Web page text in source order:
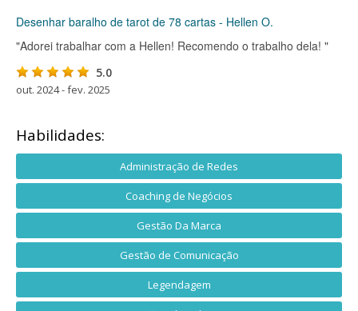
Desenhar baralho de tarot de 78 cartas - Hellen O.
"Adorei trabalhar com a Hellen! Recomendo o trabalho dela! "
5.0
out. 2024 - fev. 2025
Habilidades:
Administração de Redes
Coaching de Negócios
Gestão Da Marca
Gestão de Comunicação
Legendagem